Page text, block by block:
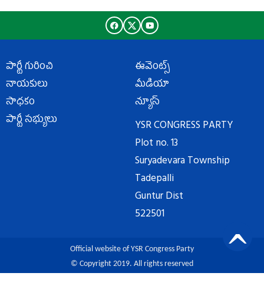
పార్టీ గురించి
నాయకులు
సాధకం
పార్టీ సభ్యులు
ఈవెంట్స్
మీడియా
న్యూస్
YSR CONGRESS PARTY
Plot no. 13
Suryadevara Township
Tadepalli
Guntur Dist
522501
Official website of YSR Congress Party
© Copyright 2019. All rights reserved